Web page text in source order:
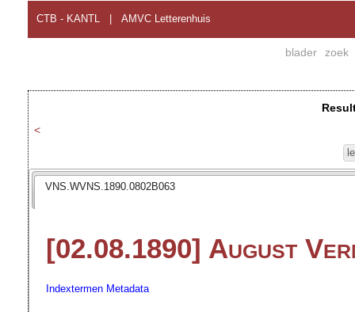
CTB - KANTL AMVC Letterenhuis
blader zoek
<
VNS.WVNS.1890.0802B063
[02.08.1890] August
Indextermen Metadata